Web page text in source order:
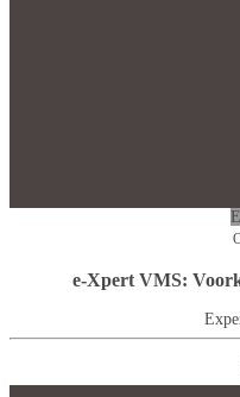
e-Xpert VMS: